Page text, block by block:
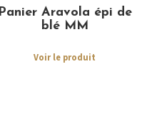
Panier Aravola épi de
blé MM
Voir le produit